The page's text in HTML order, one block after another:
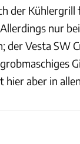
der
nur
der Vesta SW
hier aber in